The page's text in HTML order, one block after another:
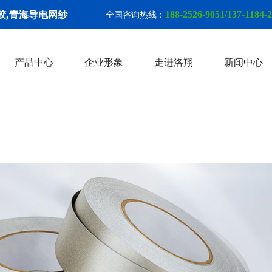
,青海导电网纱 全国咨询热线： 188-2526-9051/137-1184-
产品中心 企业形象 走进洛翔 新闻中心